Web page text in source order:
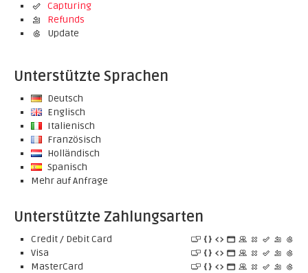
Capturing
Refunds
Update
Unterstützte Sprachen
Deutsch
Englisch
Italienisch
Französisch
Holländisch
Spanisch
Mehr auf Anfrage
Unterstützte Zahlungsarten
Credit / Debit Card
Visa
MasterCard